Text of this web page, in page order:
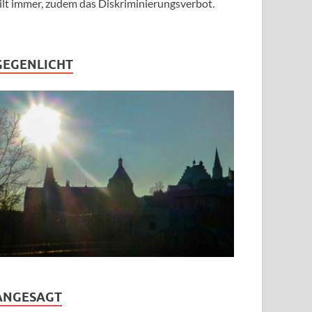
immer, zudem das Diskriminierungsverbot.